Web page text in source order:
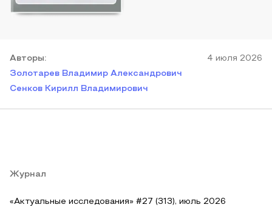
Авторы:
Золотарев Владимир Александрович
Сенков Кирилл Владимирович
4 июля 2026
Журнал
«Актуальные исследования» #27 (313), июль 2026